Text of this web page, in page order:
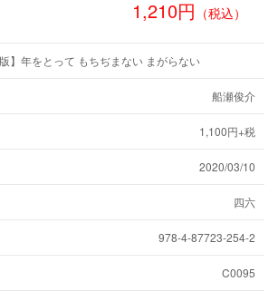
1,210円 （税込）
版】年をとって もちぢまない まがらない
船瀬俊介
1,100円+税
2020/03/10
四六
978-4-87723-254-2
C0095